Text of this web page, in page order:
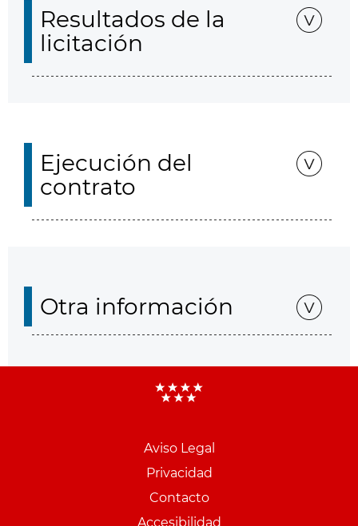
Resultados de la
licitación
Ejecución del
contrato
Otra información
Aviso Legal
Privacidad
Contacto
Accesibilidad